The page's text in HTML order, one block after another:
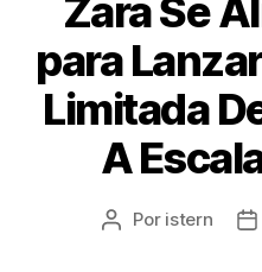
Zara Se
para
Limitada
A
Autor
Por istern